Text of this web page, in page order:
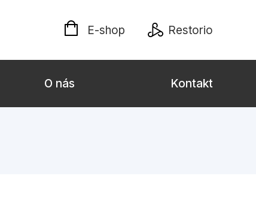
E-shop Restorio
O nás Kontakt